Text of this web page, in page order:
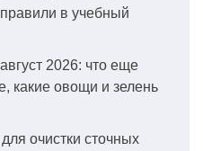
в учебный
2026: что еще
какие овощи и зелень
очистки сточных